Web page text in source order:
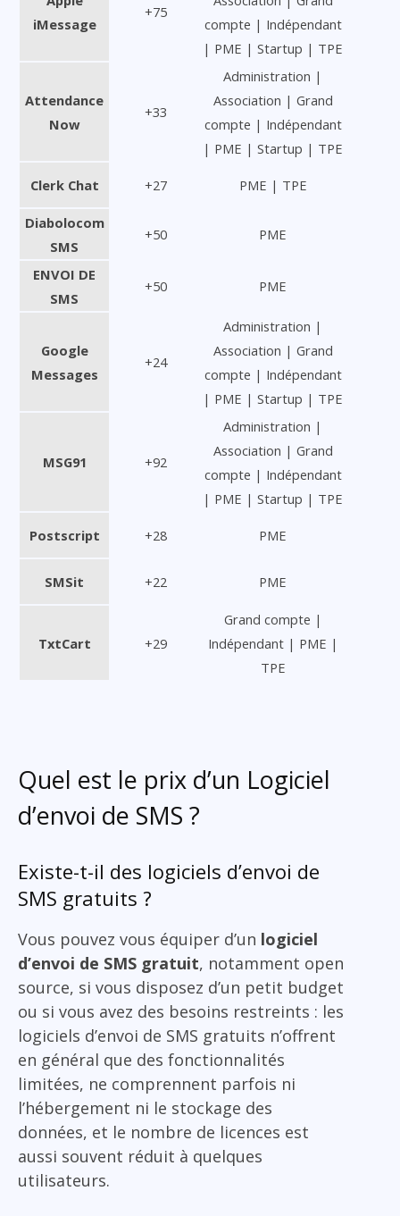
iMessage
+75
compte | Indépendant
| PME | Startup | TPE
Attendance
Now
+33
Administration |
Association | Grand
compte | Indépendant
| PME | Startup | TPE
Clerk Chat +27 PME | TPE
Diabolocom
SMS
+50 PME
ENVOI DE
SMS
+50 PME
Google
Messages
+24
Administration |
Association | Grand
compte | Indépendant
| PME | Startup | TPE
MSG91 +92
Administration |
Association | Grand
compte | Indépendant
| PME | Startup | TPE
Postscript +28 PME
SMSit +22 PME
TxtCart +29
Grand compte |
Indépendant | PME |
TPE
Quel est le prix d’un Logiciel
d’envoi de SMS ?
Existe-t-il des logiciels d’envoi de
SMS gratuits ?
Vous pouvez vous équiper d’un logiciel
d’envoi de SMS gratuit, notamment open
source, si vous disposez d’un petit budget
ou si vous avez des besoins restreints : les
logiciels d’envoi de SMS gratuits n’offrent
en général que des fonctionnalités
limitées, ne comprennent parfois ni
l’hébergement ni le stockage des
données, et le nombre de licences est
aussi souvent réduit à quelques
utilisateurs.